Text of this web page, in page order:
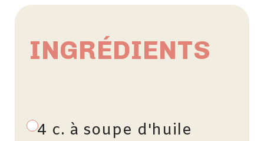
INGRÉDIENTS
4 c. à soupe d'huile